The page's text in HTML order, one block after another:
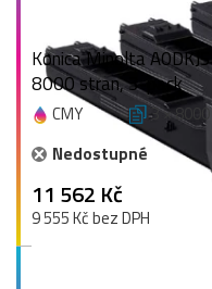
Konica Minolta
8000 stran, 3-pack
CMY 3 ×
Nedostupné
11 562 Kč
9 555 Kč bez DPH